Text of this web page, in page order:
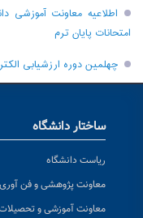
اطلاعیه معاونت آموزشی
امتحانات پایان ترم
چهلمین دوره ارزشیابی
ساختار دانشگاه
ریاست دانشگاه
معاونت پژوهشی و فن آوری
معاونت آموزشی و